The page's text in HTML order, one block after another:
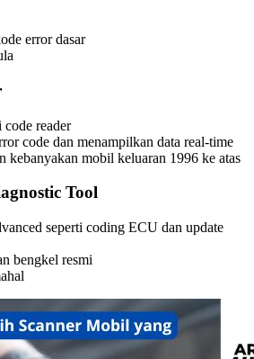
error dasar
reader
code dan menampilkan data real-time
kebanyakan mobil keluaran 1996 ke atas
Tool
seperti coding ECU dan update
bengkel resmi